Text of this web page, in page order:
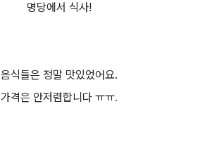
명당에서 식사!
음식들은 정말 맛있었어요.
가격은 안저렴합니다 ㅠㅠ.